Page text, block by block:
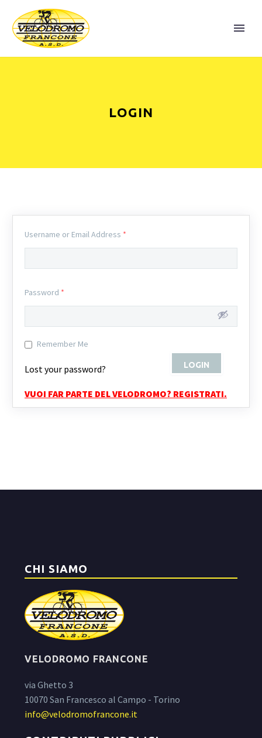
LOGIN
Username or Email Address *
Password *
Remember Me
Lost your password?
VUOI FAR PARTE DEL VELODROMO? REGISTRATI.
CHI SIAMO
VELODROMO FRANCONE
via Ghetto 3
10070 San Francesco al Campo - Torino
info@velodromofrancone.it